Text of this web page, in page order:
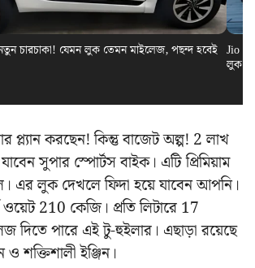
চারচাকা! যেমন লুক তেমন মাইলেজ, পছন্দ হবেই Jio
লুক
প্ল্যান করছেন! কিন্তু বাজেট অল্প! 2 লাখ
সুপার স্পোর্টস বাইক। এটি প্রিমিয়াম
এর লুক দেখলে ফিদা হয়ে যাবেন আপনি।
ওয়েট 210 কেজি। প্রতি লিটারে 17
দিতে পারে এই টু-হুইলার। এছাড়া রয়েছে
শক্তিশালী ইঞ্জিন।